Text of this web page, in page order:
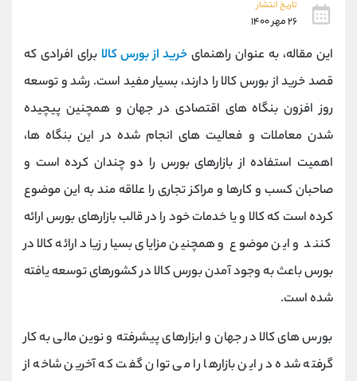
تاریخ انتشار
۲۶ مهر ۱۴۰۰
این مقاله، به عنوان راهنمای خرید از بورس کالا برای افرادی که
قصد خرید از بورس کالا را دارند، بسیار مفید است. رشد و توسعه
روز افزون بنگاه های اقتصادی در جهان و همچنین پیچیده
شدن معاملات و فعالیت های انجام شده در این بنگاه ها،
اهمیت استفاده از بازارهای بورس را دو چندان کرده است و
صاحبان کسب و کارها و مراکز تجاری را علاقه مند به این موضوع
کرده است که کالا و یا خدمات خود را در قالب بازارهای بورس ارائه
کنند و این موضوع و همچنین مزایای بسیار زیاد ارائه کالا در
بورس باعث به وجود آمدن بورس کالا در کشورهای توسعه یافته
شده است.
بورس های کالا در جهان و ابزارهای پیشرفته و نوین مالی به کار
گرفته شده در این بازارها را می توان گفت که آخرین شاخه از
اطلاعات تماس (دفتر فروش)
021-22021030
بدون پیش شماره 90001030
اینستاگرام @alireza.mehrabii
@alirezamehrabi_com